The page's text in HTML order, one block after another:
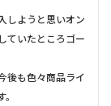
しようと思いオン
ていたところゴー
後も色々商品ライ